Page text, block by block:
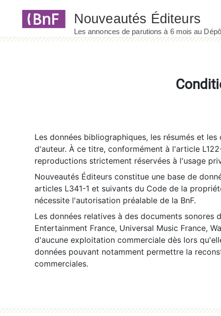
Les données bibliographiques, les résumés et
d'auteur. À ce titre, conformément à l'article
reproductions strictement réservées à l'usage
Nouveautés Éditeurs constitue une base de
articles L341-1 et suivants du Code de la
nécessite l'autorisation préalable de la BnF.
Les données relatives à des documents sonores
Entertainment France, Universal Music France,
d'aucune exploitation commerciale dès lors
données pouvant notamment permettre la
commerciales.